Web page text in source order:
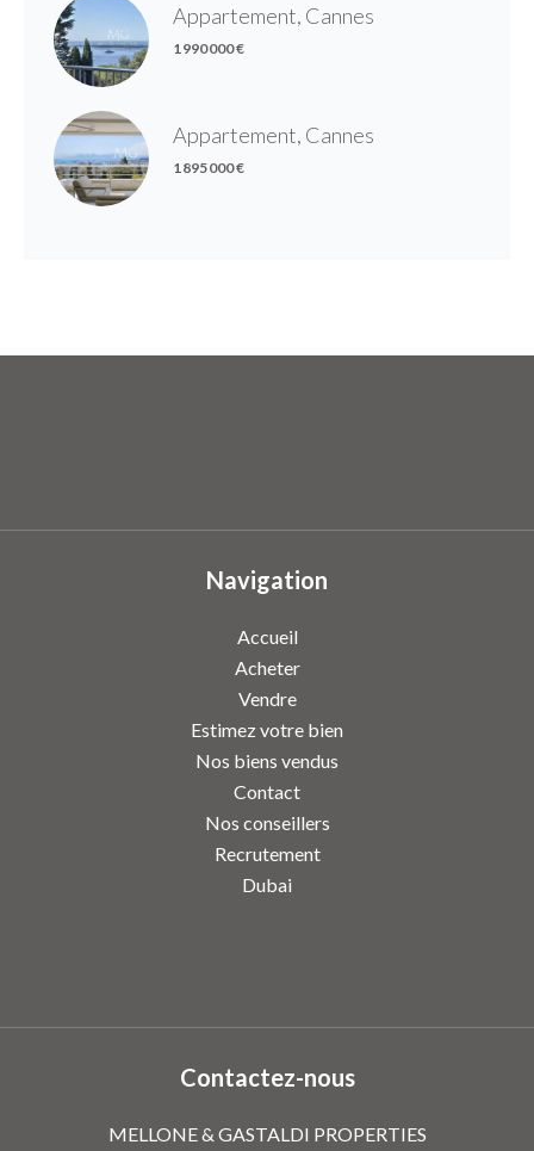
Appartement, Cannes
1 990 000 €
Appartement, Cannes
1 895 000 €
Navigation
Accueil
Acheter
Vendre
Estimez votre bien
Nos biens vendus
Contact
Nos conseillers
Recrutement
Dubai
Contactez-nous
MELLONE & GASTALDI PROPERTIES